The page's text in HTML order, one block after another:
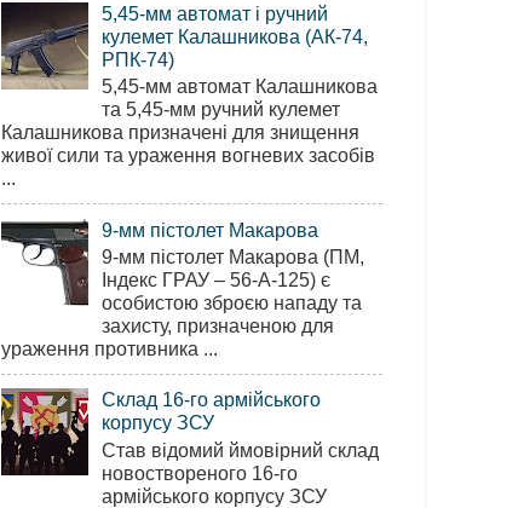
5,45-мм автомат і ручний
кулемет Калашникова (АК-74,
РПК-74)
5,45-мм автомат Калашникова
та 5,45-мм ручний кулемет
Калашникова призначені для знищення
живої сили та ураження вогневих засобів
...
9-мм пістолет Макарова
9-мм пістолет Макарова (ПМ,
Індекс ГРАУ – 56-А-125) є
особистою зброєю нападу та
захисту, призначеною для
ураження противника ...
Склад 16-го армійського
корпусу ЗСУ
Став відомий ймовірний склад
новоствореного 16-го
армійського корпусу ЗСУ